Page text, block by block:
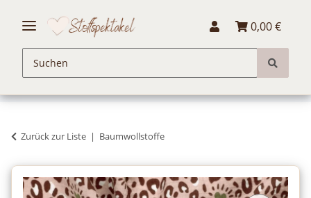
0,00 €
Zurück zur Liste Baumwollstoffe